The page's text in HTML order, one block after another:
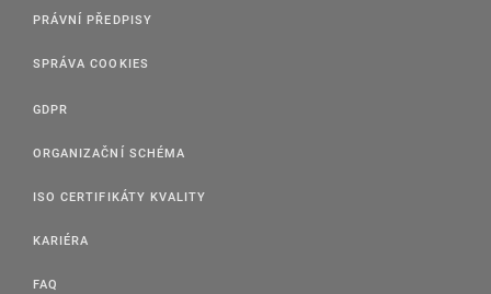
PRÁVNÍ PŘEDPISY
SPRÁVA COOKIES
GDPR
ORGANIZAČNÍ SCHÉMA
ISO CERTIFIKÁTY KVALITY
KARIÉRA
FAQ